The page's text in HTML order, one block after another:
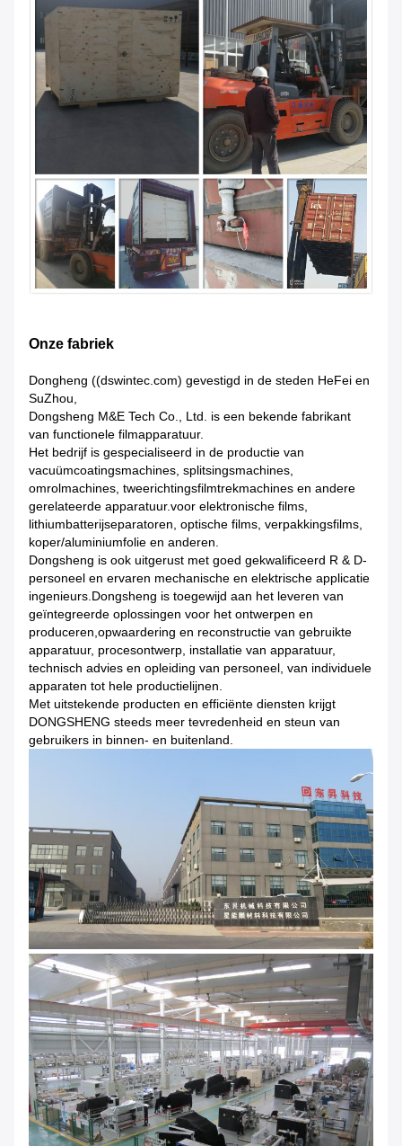
Onze fabriek
Dongheng ((dswintec.com) gevestigd in de steden HeFei en
SuZhou,
Dongsheng M&E Tech Co., Ltd. is een bekende fabrikant
van functionele filmapparatuur.
Het bedrijf is gespecialiseerd in de productie van
vacuümcoatingsmachines, splitsingsmachines,
omrolmachines, tweerichtingsfilmtrekmachines en andere
gerelateerde apparatuur.voor elektronische films,
lithiumbatterijseparatoren, optische films, verpakkingsfilms,
koper/aluminiumfolie en anderen.
Dongsheng is ook uitgerust met goed gekwalificeerd R & D-
personeel en ervaren mechanische en elektrische applicatie
ingenieurs.Dongsheng is toegewijd aan het leveren van
geïntegreerde oplossingen voor het ontwerpen en
produceren,opwaardering en reconstructie van gebruikte
apparatuur, procesontwerp, installatie van apparatuur,
technisch advies en opleiding van personeel, van individuele
apparaten tot hele productielijnen.
Met uitstekende producten en efficiënte diensten krijgt
DONGSHENG steeds meer tevredenheid en steun van
gebruikers in binnen- en buitenland.